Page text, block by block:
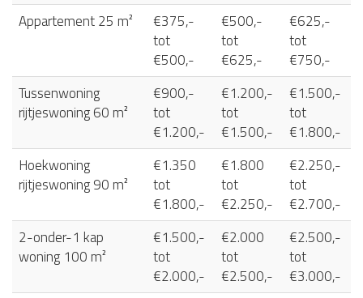
Appartement 25 m²
€375,-
tot
€500,-
€500,-
tot
€625,-
€625,-
tot
€750,-
Tussenwoning
rijtjeswoning 60 m²
€900,-
tot
€1.200,-
€1.200,-
tot
€1.500,-
€1.500,-
tot
€1.800,-
Hoekwoning
rijtjeswoning 90 m²
€1.350
tot
€1.800,-
€1.800
tot
€2.250,-
€2.250,-
tot
€2.700,-
2-onder-1 kap
woning 100 m²
€1.500,-
tot
€2.000,-
€2.000
tot
€2.500,-
€2.500,-
tot
€3.000,-